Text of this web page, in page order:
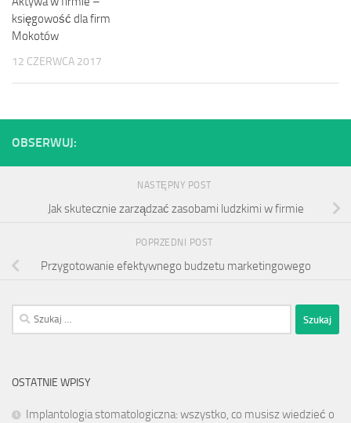
księgowość dla firm
Mokotów
12 CZERWCA 2017
OBSERWUJ:
NASTĘPNY POST
Jak skutecznie zarządzać zasobami ludzkimi w firmie
POPRZEDNI POST
Przygotowanie efektywnego budzetu marketingowego
Szukaj:
OSTATNIE WPISY
Implantologia stomatologiczna: wszystko, co musisz wiedzieć o